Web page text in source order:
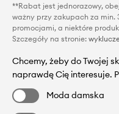
**Rabat jest jednorazowy,
ważny przy zakupach za min.
promocjami, a niektóre
Szczegóły na stronie:
Chcemy, żeby do Twojej
naprawdę Cię interesuje.
Moda damska